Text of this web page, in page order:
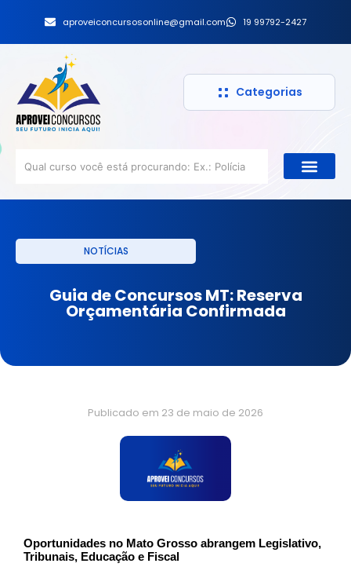
aproveiconcursosonline@gmail.com 19 99792-2427
Categorias
NOTÍCIAS
Guia de Concursos MT: Reserva
Orçamentária Confirmada
Publicado em 23 de maio de 2026
Oportunidades no Mato Grosso abrangem Legislativo,
Tribunais, Educação e Fiscal